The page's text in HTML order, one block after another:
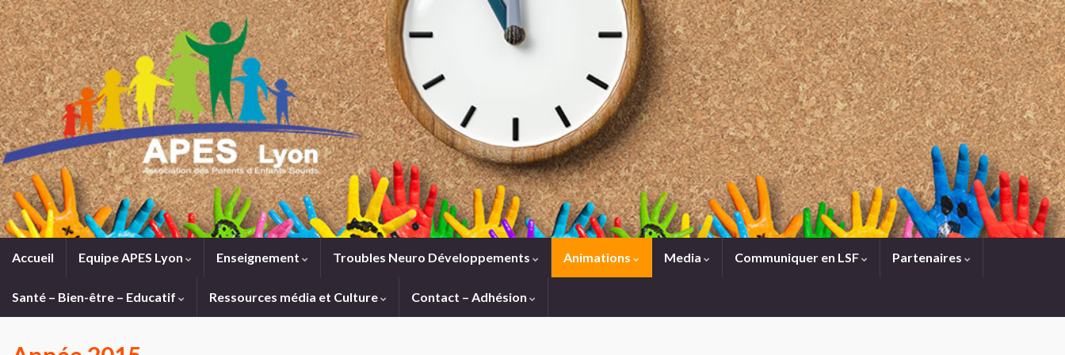
Accueil Equipe APES Lyon Enseignement Troubles Neuro Développements Animations Media Communiquer en LSF Partenaires
Santé – Bien-être – Educatif Ressources média et Culture Contact – Adhésion